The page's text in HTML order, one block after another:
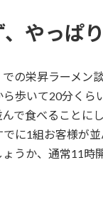
やっぱ
の栄昇ラーメン
歩いて20分くら
で食べること
に1組お客様が
うか、通常11